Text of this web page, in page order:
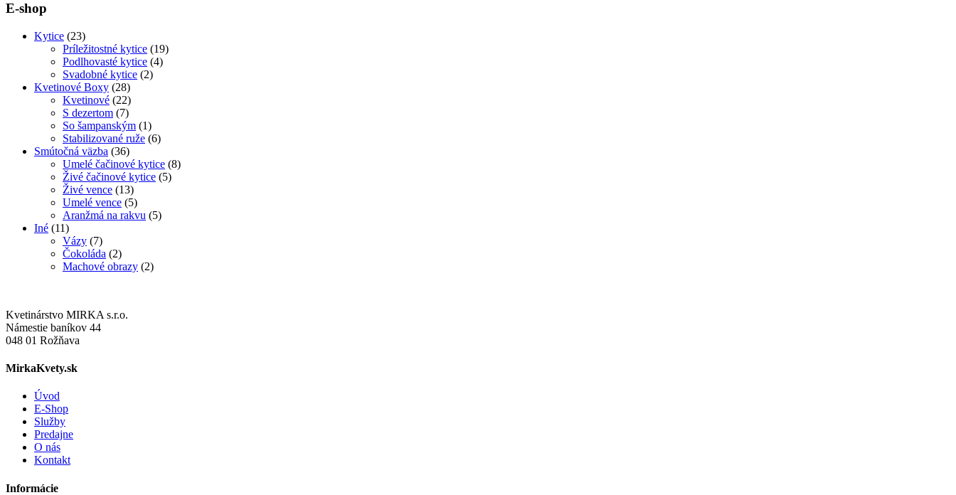
E-shop
Kytice (23)
Príležitostné kytice (19)
Podlhovasté kytice (4)
Svadobné kytice (2)
Kvetinové Boxy (28)
Kvetinové (22)
S dezertom (7)
So šampanským (1)
Stabilizované ruže (6)
Smútočná väzba (36)
Umelé čačinové kytice (8)
Živé čačinové kytice (5)
Živé vence (13)
Umelé vence (5)
Aranžmá na rakvu (5)
Iné (11)
Vázy (7)
Čokoláda (2)
Machové obrazy (2)
Kvetinárstvo MIRKA s.r.o.
Námestie baníkov 44
048 01 Rožňava
MirkaKvety.sk
Úvod
E-Shop
Služby
Predajne
O nás
Kontakt
Informácie